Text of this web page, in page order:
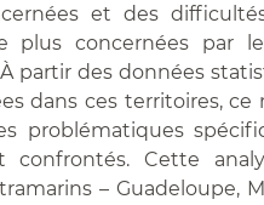
et des
plus concernées par
partir des données
dans ces territoires, ce
problématiques
confrontés. Cette
– Guadeloupe,